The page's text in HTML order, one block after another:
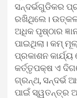
ସନ୍ଦର୍ଭଗୁଡିକର
ରଖିଥିଲେ।
ଅଧିକ ପୃଷ୍ଠାର
ପାଇଥିଲା। କମ୍
ପ୍ରକାଶନ
କର୍ତ୍ତୃପକ୍ଷ ଏ
ଗ୍ରନ୍ଥ, ସନ୍ଦର୍ଭ
ପାଇଁ ସ୍ୱତନ୍ତ୍ର